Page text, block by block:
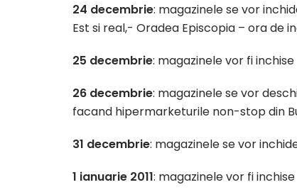
24 decembrie: magazinele se vor
Est si real,- Oradea Episcopia – ora de
25 decembrie: magazinele vor fi inchise
26 decembrie: magazinele se vor
facand hipermarketurile non-stop din
31 decembrie: magazinele se vor
1 ianuarie 2011: magazinele vor fi inchise